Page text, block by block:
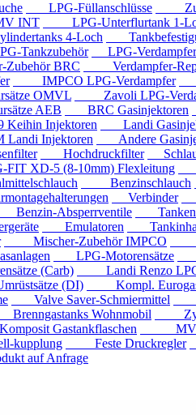
LPG-Füllanschlüsse
INT LPG-Unterflurtank 1-
4-Loch
Tankzubehör LPG-Verdampfer
BRC Verdampfer-
IMPCO LPG-Verdampfer
OMVL Zavoli LPG-
AEB BRC Gasinjektoren
Injektoren Landi
Injektoren Andere
Hochdruckfilter
XD-5 (8-10mm) Flexleitung
Benzinschlauch
Verbinder
Benzin-Absperrventile
Emulatoren
Mischer-Zubehör IMPCO
LPG-Motorensätze
(Carb) Landi Renzo
(DI) Kompl. Eurogas
Valve Saver-Schmiermittel
Wohnmobil
Gastankflaschen MV
kupplung Feste Druckregler
auf Anfrage